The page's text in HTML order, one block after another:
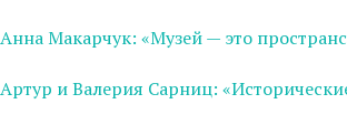
Анна Макарчук: «Музей — это
Артур и Валерия Сарниц: